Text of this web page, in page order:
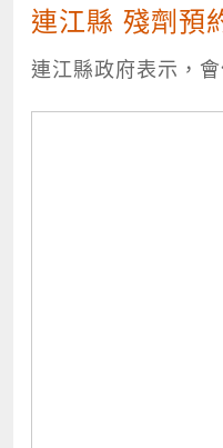
連江縣 殘劑預
連江縣政府表示，